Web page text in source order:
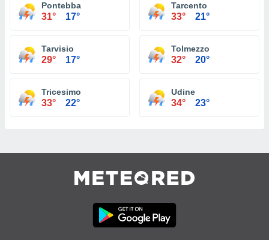
Pontebba
31° 17°
Tarcento
33° 21°
Tarvisio
29° 17°
Tolmezzo
32° 20°
Tricesimo
33° 22°
Udine
34° 23°